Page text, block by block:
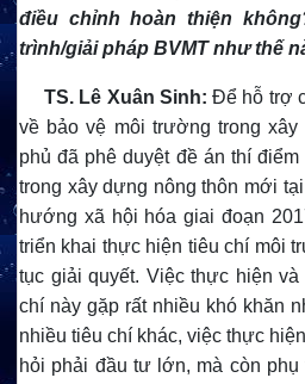
điều chỉnh hoàn thiện
trình/giải pháp BVMT như thế
TS. Lê Xuân Sinh: Để hỗ trợ
về bảo vệ môi trường trong
phủ đã phê duyệt đề án thí
trong xây dựng nông thôn mới
hướng xã hội hóa giai đoạn
triển khai thực hiện tiêu chí môi
tục giải quyết. Việc thực hiện
chí này gặp rất nhiều khó khăn
nhiều tiêu chí khác, việc thực
hỏi phải đầu tư lớn, mà còn